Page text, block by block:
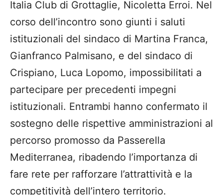
Italia Club di Grottaglie, Nicoletta Erroi. Nel
corso dell’incontro sono giunti i saluti
istituzionali del sindaco di Martina Franca,
Gianfranco Palmisano, e del sindaco di
Crispiano, Luca Lopomo, impossibilitati a
partecipare per precedenti impegni
istituzionali. Entrambi hanno confermato il
sostegno delle rispettive amministrazioni al
percorso promosso da Passerella
Mediterranea, ribadendo l’importanza di
fare rete per rafforzare l’attrattività e la
competitività dell’intero territorio.